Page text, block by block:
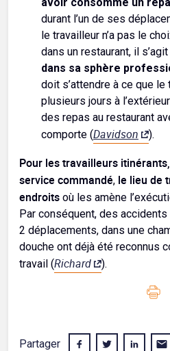
durant l’un de ses
le travailleur n’a pas le
dans un restaurant, il
dans sa sphère
doit s’attendre à ce que
plusieurs jours à
des repas au restaurant
comporte (Davidson ).
Pour les travailleurs
service commandé, le lieu de
endroits où les amène
Par conséquent, des
2 déplacements, dans une
douche ont déjà été reconnus
travail (Richard ).
Partager